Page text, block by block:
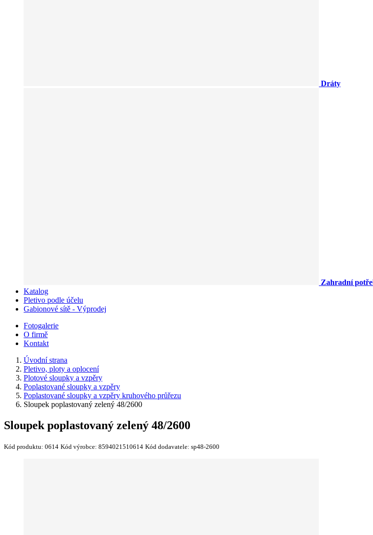
Dráty
Zahradní
Katalog
Pletivo podle účelu
Gabionové sítě - Výprodej
Fotogalerie
O firmě
Kontakt
Úvodní strana
Pletivo, ploty a oplocení
Plotové sloupky a vzpěry
Poplastované sloupky a vzpěry
Poplastované sloupky a vzpěry kruhového průřezu
Sloupek poplastovaný zelený 48/2600
Sloupek poplastovaný zelený 48/2600
Kód produktu: 0614 Kód výrobce: 8594021510614 Kód dodavatele: sp48-2600